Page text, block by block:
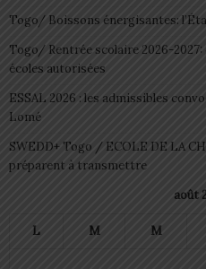
Togo/ Boissons énergisantes:
Togo/ Rentrée scolaire 2026-
écoles autorisées
ESSAL 2026 : les admissibles
Lomé
SWEDD+ Togo / ECOLE DE LA
préparent à transmettre
août
L M M